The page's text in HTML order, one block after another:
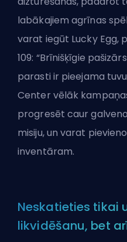
labākajiem agrīnas
varat iegūt Lucky Egg,
109: “Brīnišķīgie
parasti ir pieejama
Center vēlāk
progresēt caur
misiju, un varat
inventāram.
Neskatieties tikai
likvidēšanu, bet